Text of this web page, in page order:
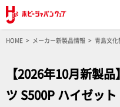
HOME メーカー新製品情報 青島文化
【2026年10月新製
ツ S500P ハイゼッ